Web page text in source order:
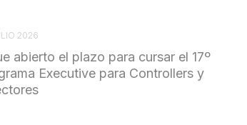
2026
abierto el plazo para cursar el 17º
Executive para Controllers y